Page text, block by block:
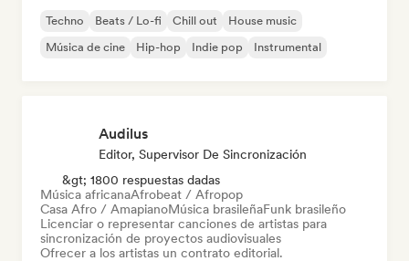
Techno Beats / Lo-fi Chill out
House music
Música de cine
Hip-hop Indie pop Instrumental
Audilus
Editor, Supervisor De Sincronización
&gt; 1800 respuestas dadas
Música africanaAfrobeat / Afropop
Casa Afro / AmapianoMúsica brasileñaFunk brasileño
Licenciar o representar canciones de artistas para
sincronización de proyectos audiovisuales
Ofrecer a los artistas un contrato editorial.